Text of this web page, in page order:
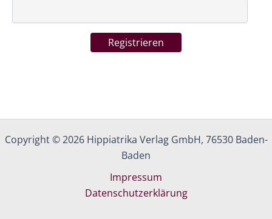
Registrieren
Copyright © 2026 Hippiatrika Verlag GmbH, 76530 Baden-
Baden
Impressum
Datenschutzerklärung